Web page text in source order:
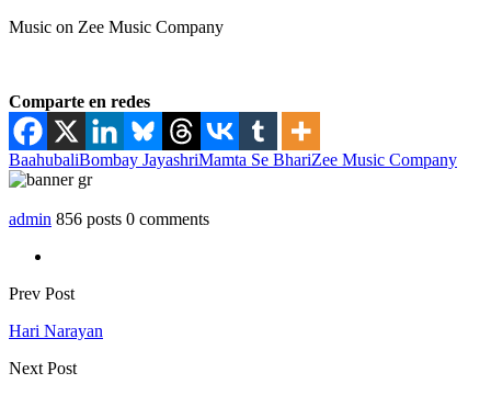
Music on Zee Music Company
Comparte en redes
BaahubaliBombay JayashriMamta Se BhariZee Music Company
admin 856 posts 0 comments
Prev Post
Hari Narayan
Next Post